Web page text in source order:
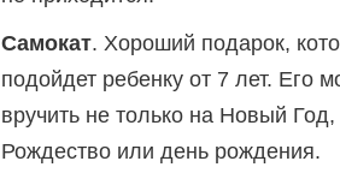
Самокат. Хороший подарок,
подойдет ребенку от 7 лет. Его
вручить не только на Новый
Рождество или день рождения.